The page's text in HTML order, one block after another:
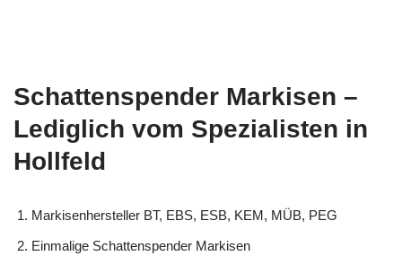
Schattenspender Markisen –
Lediglich vom Spezialisten in
Hollfeld
Markisenhersteller BT, EBS, ESB, KEM, MÜB, PEG
Einmalige Schattenspender Markisen